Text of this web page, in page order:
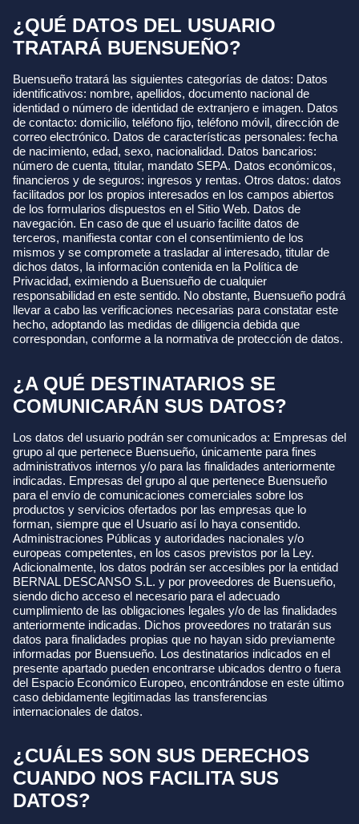
¿QUÉ DATOS DEL USUARIO
TRATARÁ BUENSUEÑO?
Buensueño tratará las siguientes categorías de datos: Datos
identificativos: nombre, apellidos, documento nacional de
identidad o número de identidad de extranjero e imagen. Datos
de contacto: domicilio, teléfono fijo, teléfono móvil, dirección de
correo electrónico. Datos de características personales: fecha
de nacimiento, edad, sexo, nacionalidad. Datos bancarios:
número de cuenta, titular, mandato SEPA. Datos económicos,
financieros y de seguros: ingresos y rentas. Otros datos: datos
facilitados por los propios interesados en los campos abiertos
de los formularios dispuestos en el Sitio Web. Datos de
navegación. En caso de que el usuario facilite datos de
terceros, manifiesta contar con el consentimiento de los
mismos y se compromete a trasladar al interesado, titular de
dichos datos, la información contenida en la Política de
Privacidad, eximiendo a Buensueño de cualquier
responsabilidad en este sentido. No obstante, Buensueño podrá
llevar a cabo las verificaciones necesarias para constatar este
hecho, adoptando las medidas de diligencia debida que
correspondan, conforme a la normativa de protección de datos.
¿A QUÉ DESTINATARIOS SE
COMUNICARÁN SUS DATOS?
Los datos del usuario podrán ser comunicados a: Empresas del
grupo al que pertenece Buensueño, únicamente para fines
administrativos internos y/o para las finalidades anteriormente
indicadas. Empresas del grupo al que pertenece Buensueño
para el envío de comunicaciones comerciales sobre los
productos y servicios ofertados por las empresas que lo
forman, siempre que el Usuario así lo haya consentido.
Administraciones Públicas y autoridades nacionales y/o
europeas competentes, en los casos previstos por la Ley.
Adicionalmente, los datos podrán ser accesibles por la entidad
BERNAL DESCANSO S.L. y por proveedores de Buensueño,
siendo dicho acceso el necesario para el adecuado
cumplimiento de las obligaciones legales y/o de las finalidades
anteriormente indicadas. Dichos proveedores no tratarán sus
datos para finalidades propias que no hayan sido previamente
informadas por Buensueño. Los destinatarios indicados en el
presente apartado pueden encontrarse ubicados dentro o fuera
del Espacio Económico Europeo, encontrándose en este último
caso debidamente legitimadas las transferencias
internacionales de datos.
¿CUÁLES SON SUS DERECHOS
CUANDO NOS FACILITA SUS
DATOS?